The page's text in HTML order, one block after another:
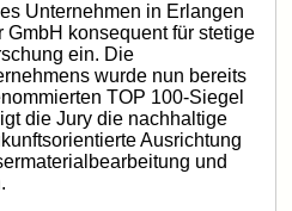
Unternehmen in Erlangen
konsequent für stetige
ein. Die
wurde nun bereits
TOP 100-Siegel
die Jury die nachhaltige
Ausrichtung
und